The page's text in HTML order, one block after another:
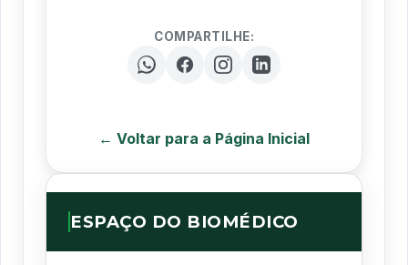
COMPARTILHE:
← Voltar para a Página Inicial
ESPAÇO DO BIOMÉDICO